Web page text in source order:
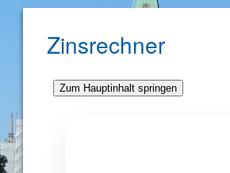
Zinsrechner